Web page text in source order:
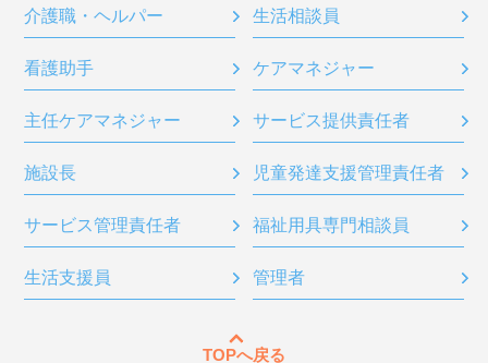
介護職・ヘルパー 生活相談員
看護助手 ケアマネジャー
主任ケアマネジャー サービス提供責任者
施設長 児童発達支援管理責任者
サービス管理責任者 福祉用具専門相談員
生活支援員 管理者
TOPへ戻る